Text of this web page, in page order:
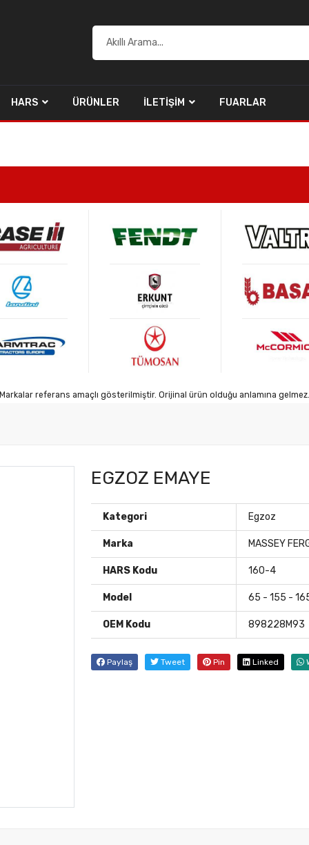
HARS ÜRÜNLER İLETIŞIM FUARLAR
Markalar referans amaçlı gösterilmiştir. Orijinal ürün olduğu anlamına gelmez.
EGZOZ EMAYE
Kategori Egzoz
Marka MASSEY
HARS Kodu 160-4
Model 65 - 155 -
OEM Kodu 898228M93
Paylaş Tweet Pin Linked